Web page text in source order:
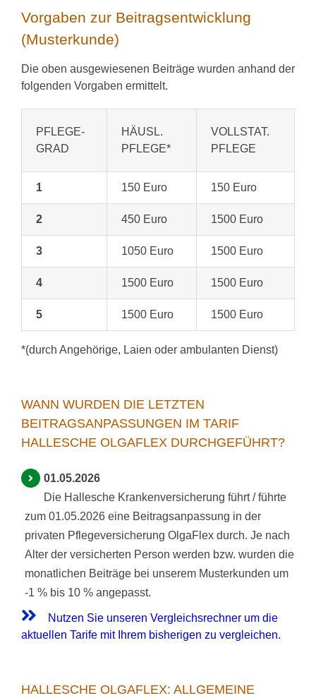
Vorgaben zur Beitragsentwicklung
(Musterkunde)
Die oben ausgewiesenen Beiträge wurden anhand der
folgenden Vorgaben ermittelt.
PFLEGE-
GRAD
HÄUSL.
PFLEGE*
VOLLSTAT.
PFLEGE
1 150 Euro 150 Euro
2 450 Euro 1500 Euro
3 1050 Euro 1500 Euro
4 1500 Euro 1500 Euro
5 1500 Euro 1500 Euro
*(durch Angehörige, Laien oder ambulanten Dienst)
WANN WURDEN DIE LETZTEN
BEITRAGSANPASSUNGEN IM TARIF
HALLESCHE OLGAFLEX DURCHGEFÜHRT?
01.05.2026
Die Hallesche Krankenversicherung führt / führte
zum 01.05.2026 eine Beitragsanpassung in der
privaten Pflegeversicherung OlgaFlex durch. Je nach
Alter der versicherten Person werden bzw. wurden die
monatlichen Beiträge bei unserem Musterkunden um
-1 % bis 10 % angepasst.
Nutzen Sie unseren Vergleichsrechner um die
aktuellen Tarife mit Ihrem bisherigen zu vergleichen.
HALLESCHE OLGAFLEX: ALLGEMEINE